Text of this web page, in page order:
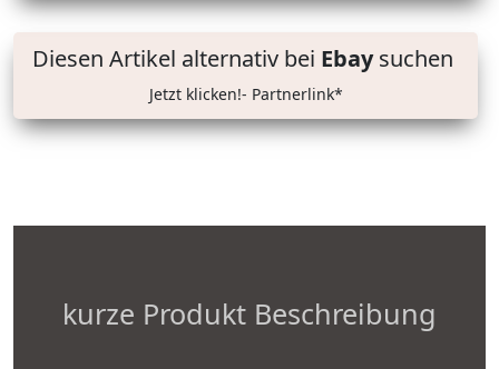
Diesen Artikel alternativ bei Ebaysuchen
Jetzt klicken!- Partnerlink*
kurze Produkt Beschreibung